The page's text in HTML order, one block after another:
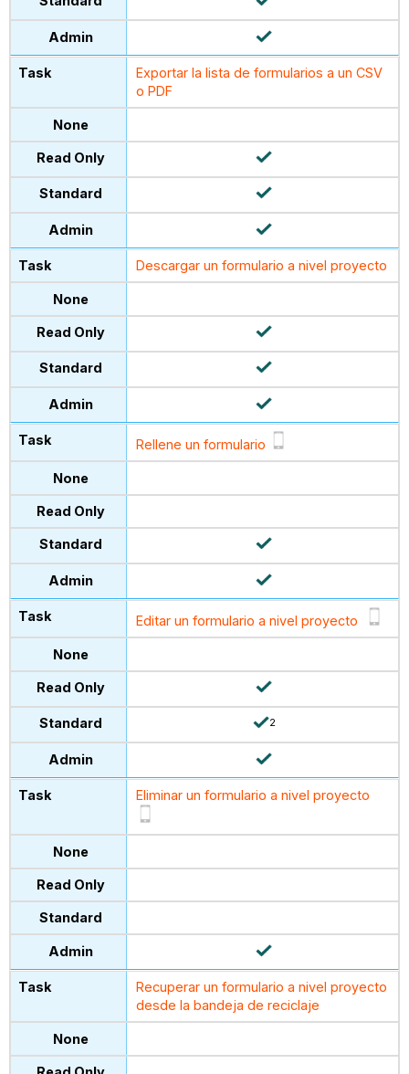
Exportar la lista de formularios a un CSV
o PDF
Descargar un formulario a nivel proyecto
Rellene un formulario
Editar un formulario a nivel proyecto
2
Eliminar un formulario a nivel proyecto
Recuperar un formulario a nivel proyecto
desde la bandeja de reciclaje